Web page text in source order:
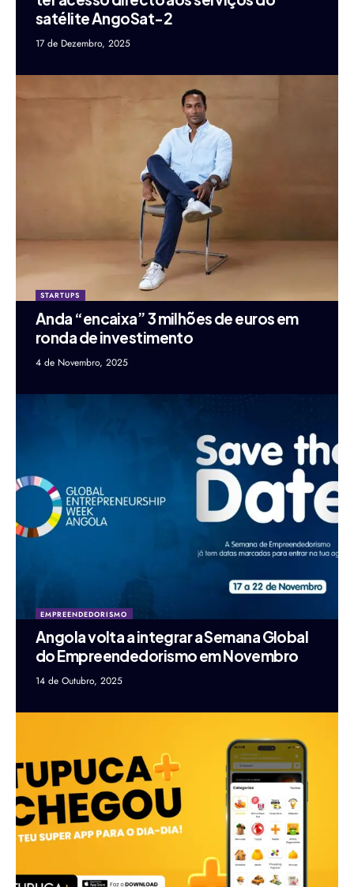
satélite AngoSat-2
17 de Dezembro, 2025
STARTUPS
Anda “encaixa” 3 milhões de euros em
ronda de investimento
4 de Novembro, 2025
EMPREENDEDORISMO
Angola volta a integrar a Semana Global
do Empreendedorismo em Novembro
14 de Outubro, 2025